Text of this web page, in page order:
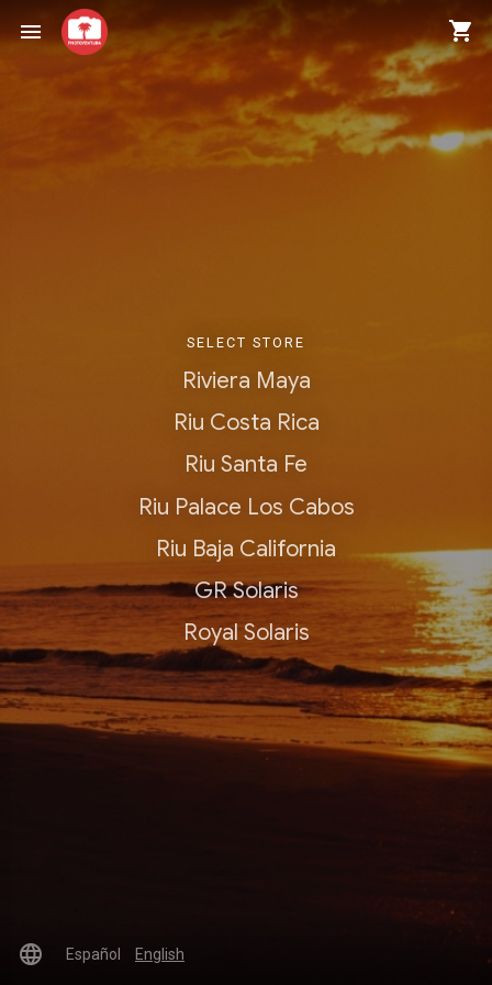
menu shopping_cart
SELECT STORE
Riviera Maya
Riu Costa Rica
Riu Santa Fe
Riu Palace Los Cabos
Riu Baja California
GR Solaris
Royal Solaris
language Español English